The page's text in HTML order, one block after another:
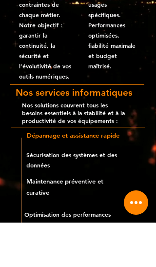
contraintes de
chaque métier.
Notre objectif :
garantir la
continuité, la
sécurité et
l’évolutivité de vos
outils numériques.
usages
spécifiques.
Performances
optimisées,
fiabilité maximale
et budget
maîtrisé.
Nos services informatiques
Nos solutions couvrent tous les
besoins essentiels à la stabilité et à la
productivité de vos équipements :
Dépannage et assistance rapide
Sécurisation des systèmes et des
données
Maintenance préventive et
curative
Optimisation des performances